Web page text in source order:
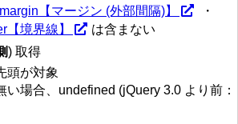
(CSS)
処理 (Deferred Object)
【マージン (外部間隔)】
・
境界線】
は含まない
) 取得
頭が対象
い場合、undefined (jQuery 3.0 より前：